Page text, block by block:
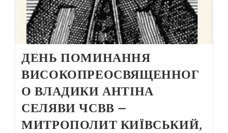
ДЕНЬ ПОМИНАННЯ
ВИСОКОПРЕОСВЯЩЕННОГ
О ВЛАДИКИ АНТІНА
СЕЛЯВИ ЧСВВ –
МИТРОПОЛИТ КИЇВСЬКИЙ,